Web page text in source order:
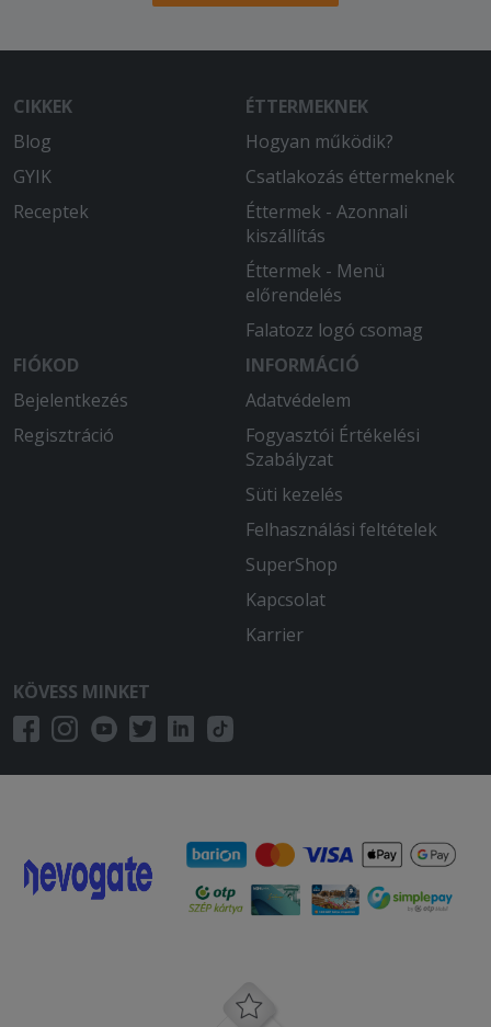
CIKKEK
Blog
GYIK
Receptek
ÉTTERMEKNEK
Hogyan működik?
Csatlakozás éttermeknek
Éttermek - Azonnali
kiszállítás
Éttermek - Menü
előrendelés
Falatozz logó csomag
FIÓKOD
Bejelentkezés
Regisztráció
INFORMÁCIÓ
Adatvédelem
Fogyasztói Értékelési
Szabályzat
Süti kezelés
Felhasználási feltételek
SuperShop
Kapcsolat
Karrier
KÖVESS MINKET